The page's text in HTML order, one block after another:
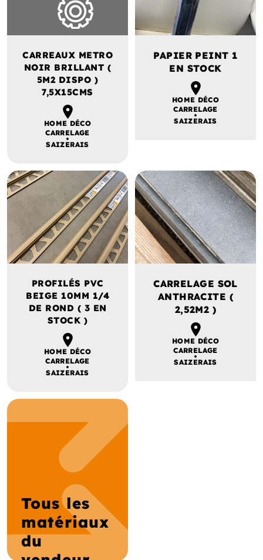
CARREAUX METRO
NOIR BRILLANT (
5M2 DISPO )
7,5X15CMS
HOME DÉCO
CARRELAGE
SAIZERAIS
PAPIER PEINT 1
EN STOCK
HOME DÉCO
CARRELAGE
SAIZERAIS
PROFILÉS PVC
BEIGE 10MM 1/4
DE ROND ( 3 EN
STOCK )
HOME DÉCO
CARRELAGE
SAIZERAIS
CARRELAGE SOL
ANTHRACITE (
2,52M2 )
HOME DÉCO
CARRELAGE
SAIZERAIS
Tous les
matériaux
du